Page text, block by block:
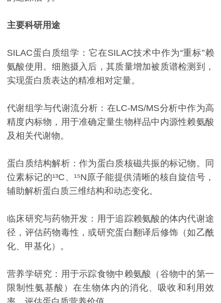
主要科研用途
SILAC蛋白质组学：它在SILAC技术中作为“重标”赖
氨酸使用。细胞摄入后，其质量增加被质谱检测到，
实现蛋白质表达的精准相对定量。
代谢组学与代谢流分析：在LC-MS/MS分析中作为高
精度内标物，用于准确定量生物样品中内源性赖氨酸
及相关代谢物。
蛋白质结构解析：作为蛋白质核磁共振的标记物。同
位素标记的¹³C、¹⁵N原子能提供清晰的核自旋信号，
辅助解析蛋白质三维结构和动态变化。
临床研究与药物开发：用于追踪赖氨酸的体内代谢途
径，评估药物毒性，或研究蛋白翻译后修饰（如乙酰
化、甲基化）。
营养学研究：用于示踪食物中赖氨酸（谷物中的第一
限制性氨基酸）在生物体内的消化、吸收和利用效